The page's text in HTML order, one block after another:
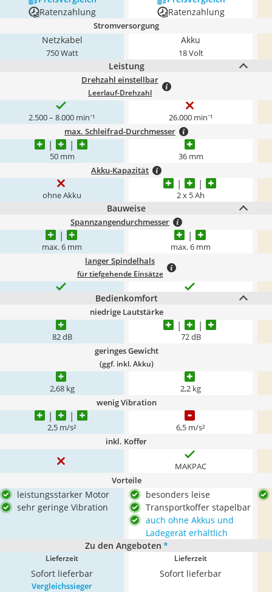
Ratenzahlung
Ratenzahlung
Stromversorgung
Netzkabel
750 Watt
Akku
18 Volt
Leistung
Drehzahl einstellbar
Leerlauf-Drehzahl
2.500 – 8.000 min⁻¹ 26.000 min⁻¹
max. Schleifrad-Durchmesser
50 mm 36 mm
Akku-Kapazität
ohne Akku 2 x 5 Ah
Bauweise
Spannzangendurchmesser
max. 6 mm max. 6 mm
langer Spindelhals
für tiefgehende Einsätze
Bedienkomfort
niedrige Lautstärke
82 dB 72 dB
geringes Gewicht
(ggf. inkl. Akku)
2,68 kg 2,2 kg
wenig Vibration
2,5 m/s² 6,5 m/s²
inkl. Koffer
MAKPAC
Vorteile
leistungsstarker Motor
sehr geringe Vibration
besonders leise
Transportkoffer stapelbar
auch ohne Akkus und
Ladegerät erhältlich
Zu den Angeboten *
Lieferzeit
Sofort lieferbar
Lieferzeit
Sofort lieferbar
Vergleichssieger